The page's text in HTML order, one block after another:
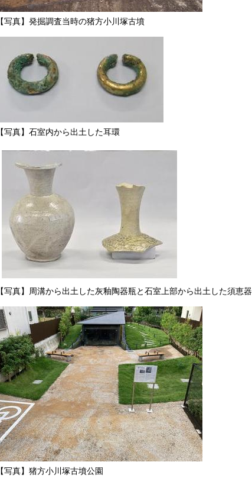
【写真】発掘調査当時の猪方小川塚古墳
【写真】石室内から出土した耳環
【写真】周溝から出土した灰釉陶器瓶と石室上部から出土した須恵器
【写真】猪方小川塚古墳公園